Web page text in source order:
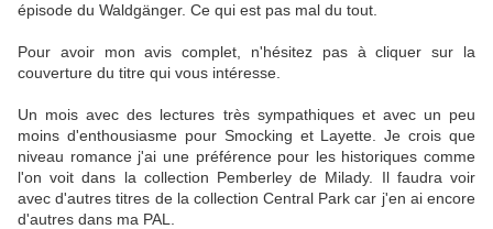
épisode du Waldgänger. Ce qui est pas mal du tout.
Pour avoir mon avis complet, n'hésitez pas à cliquer sur la
couverture du titre qui vous intéresse.
Un mois avec des lectures très sympathiques et avec un peu
moins d'enthousiasme pour Smocking et Layette. Je crois que
niveau romance j'ai une préférence pour les historiques comme
l'on voit dans la collection Pemberley de Milady. Il faudra voir
avec d'autres titres de la collection Central Park car j'en ai encore
d'autres dans ma PAL.